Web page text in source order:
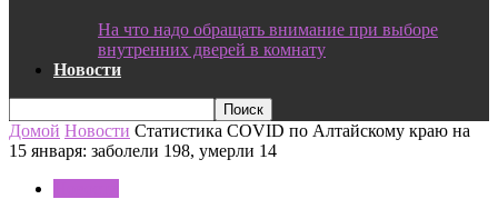
На что надо обращать внимание при выборе
внутренних дверей в комнату
Новости
Домой Новости Статистика COVID по Алтайскому краю на
15 января: заболели 198, умерли 14